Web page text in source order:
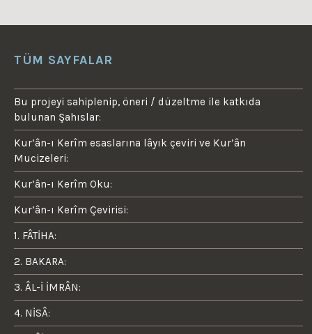
TÜM SAYFALAR
Bu projeyi sahiplenip, öneri / düzeltme ile katkıda
bulunan Şahıslar:
Kur’ân-ı Kerîm esaslarına lâyık çeviri ve Kur’ân
Mucizeleri:
Kur’ân-ı Kerîm Oku:
Kur’ân-ı Kerîm Çevirisi:
1. FÂTİHA:
2. BAKARA:
3. ÂL-İ İMRÂN:
4. NİSÂ: